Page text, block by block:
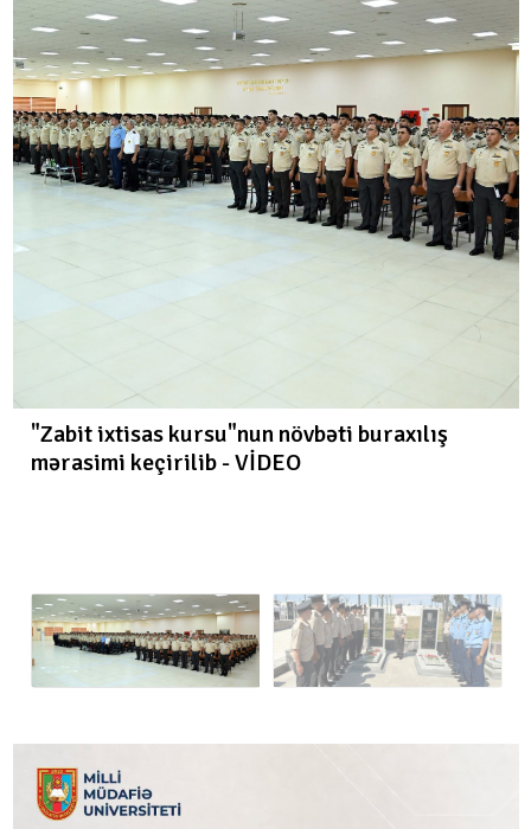
"Zabit ixtisas kursu"nun növbəti buraxılış
mərasimi keçirilib - VİDEO